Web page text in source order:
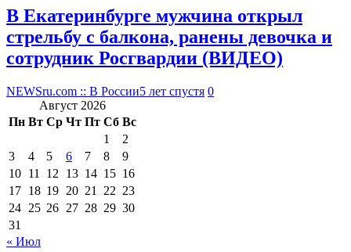
В Екатеринбурге мужчина открыл
стрельбу с балкона, ранены девочка и
сотрудник Росгвардии (ВИДЕО)
NEWSru.com :: В России5 лет спустя 0
Август 2026
Пн Вт Ср Чт Пт Сб Вс
1
2
3
4 5 6 7 8
9
10 11 12 13 14 15 16
17 18 19 20 21 22 23
24 25 26 27 28 29 30
31
« Июл